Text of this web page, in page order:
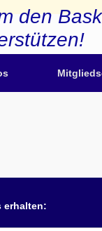
den
erhalten: